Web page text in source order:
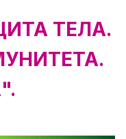
ТЕЛА.